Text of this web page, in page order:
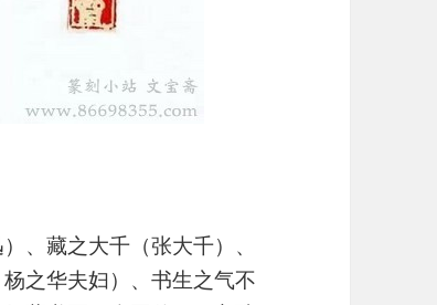
、藏之大千（张大千）、
之华夫妇）、书生之气不